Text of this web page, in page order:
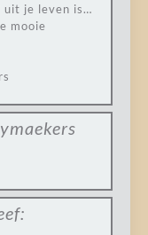
uit je leven is…
mooie